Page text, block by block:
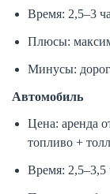
Время: 2,5–3
Плюсы:
Минусы:
Автомобиль
Цена: аренда
топливо +
Время: 2,5–3,5